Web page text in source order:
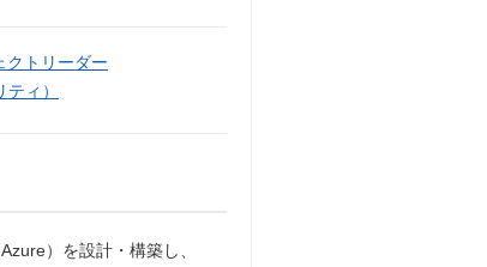
クトリーダー
ィ）
）を設計・構築し、